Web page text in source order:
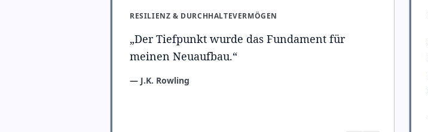
RESILIENZ & DURCHHALTEVERMÖGEN
„Der Tiefpunkt wurde das Fundament für
meinen Neuaufbau.“
— J.K. Rowling